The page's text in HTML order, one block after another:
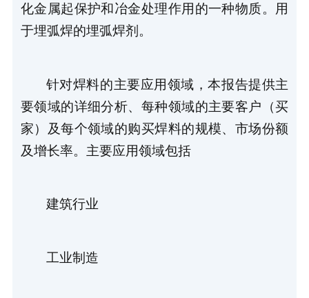
化金属起保护和冶金处理作用的一种物质。用
于埋弧焊的埋弧焊剂。
针对焊料的主要应用领域，本报告提供主
要领域的详细分析、每种领域的主要客户（买
家）及每个领域的购买焊料的规模、市场份额
及增长率。主要应用领域包括
建筑行业
工业制造